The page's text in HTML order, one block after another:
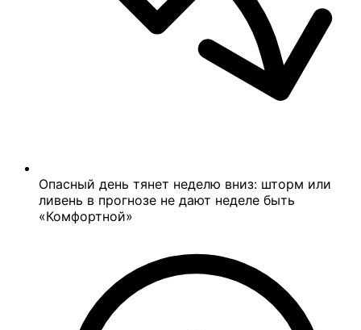
Опасный день тянет неделю вниз: шторм или
ливень в прогнозе не дают неделе быть
«Комфортной»